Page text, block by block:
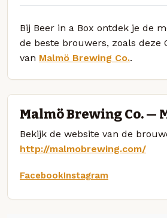
Bij Beer in a Box ontdek je de
de beste brouwers, zoals deze
van Malmö Brewing Co..
Malmö Brewing Co. —
Bekijk de website van de
http://malmobrewing.com/
FacebookInstagram